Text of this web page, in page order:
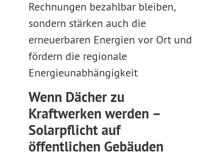
Rechnungen bezahlbar bleiben,
sondern stärken auch die
erneuerbaren Energien vor Ort und
fördern die regionale
Energieunabhängigkeit
Wenn Dächer zu
Kraftwerken werden –
Solarpflicht auf
öffentlichen Gebäuden